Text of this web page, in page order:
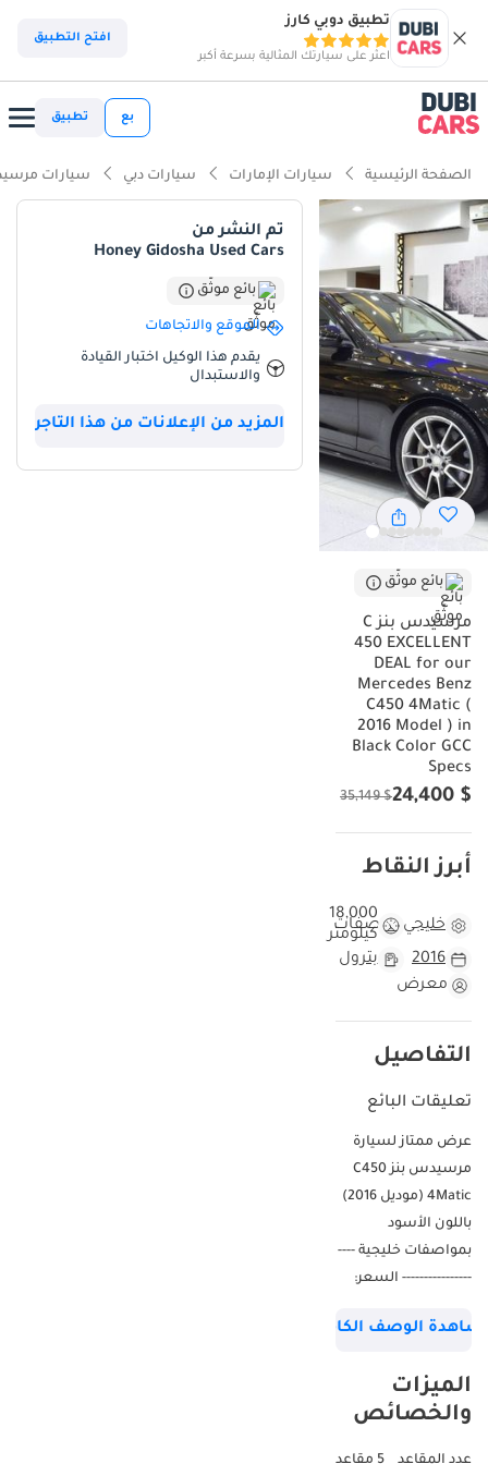
تطبيق دوبي كارز
اعثر على سيارتك المثالية بسرعة أكبر
افتح التطبيق
بع تطبيق
الصفحة الرئيسية سيارات الإمارات سيارات دبي سيارات
بائع موثّق
مرسيدس بنز C
450 EXCELLENT
DEAL for our
Mercedes Benz
C450 4Matic (
2016 Model ) in
Black Color GCC
Specs
$ 24,400
$ 35,149
أبرز النقاط
خليجي مواصفات
18,000
كيلومتر
2016
بترول
معرض
التفاصيل
تعليقات البائع
عرض ممتاز لسيارة
مرسيدس بنز C450
4Matic (موديل 2016)
باللون الأسود
بمواصفات خليجية ----
---------------- السعر:
نقبل الدفع ببطاقات
-------------------------------
------------------------
الوصف الكامل
الميزات
والخصائص
عدد المقاعد
5 مقاعد
تم النشر من
Honey Gidosha Used Cars
بائع موثّق
الموقع والاتجاهات
يقدم هذا الوكيل اختبار القيادة
والاستبدال
المزيد من الإعلانات من هذا التاجر